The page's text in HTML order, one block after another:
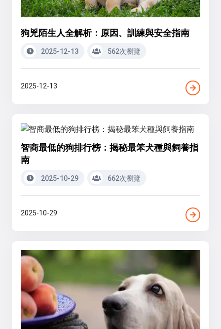
狗兇陌生人全解析：原因、訓練與安全指南
2025-12-13 562次瀏覽
2025-12-13
智商最低的狗排行榜：揭秘最笨犬種與飼養指
南
2025-10-29 662次瀏覽
2025-10-29